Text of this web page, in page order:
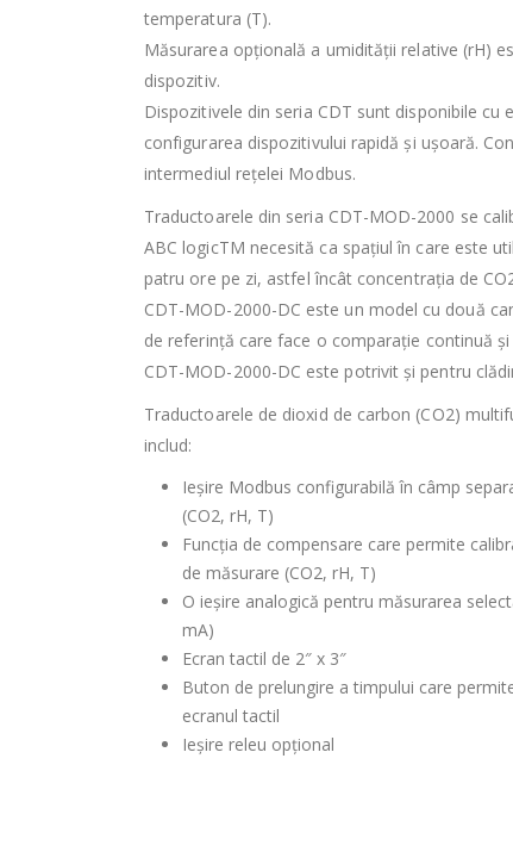
temperatura (T).
Măsurarea opțională a umidității relative (rH)
dispozitiv.
Dispozitivele din seria CDT sunt disponibile cu
configurarea dispozitivului rapidă și ușoară.
intermediul rețelei Modbus.
Traductoarele din seria CDT-MOD-2000 se
ABC logicTM necesită ca spațiul în care este
patru ore pe zi, astfel încât concentrația de
CDT-MOD-2000-DC este un model cu două
de referință care face o comparație continuă
CDT-MOD-2000-DC este potrivit și pentru
Traductoarele de dioxid de carbon (CO2)
includ:
Ieșire Modbus configurabilă în câmp
(CO2, rH, T)
Funcția de compensare care permite
de măsurare (CO2, rH, T)
O ieșire analogică pentru măsurarea
mA)
Ecran tactil de 2″ x 3″
Buton de prelungire a timpului care
ecranul tactil
Ieșire releu opțional